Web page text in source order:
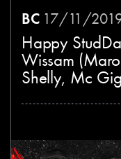
ВС17/11/
Happy
Wissam
Shelly, Mc